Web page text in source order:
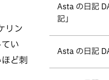
リン
い
ど刺
Asta の日記
記」
Asta の日記